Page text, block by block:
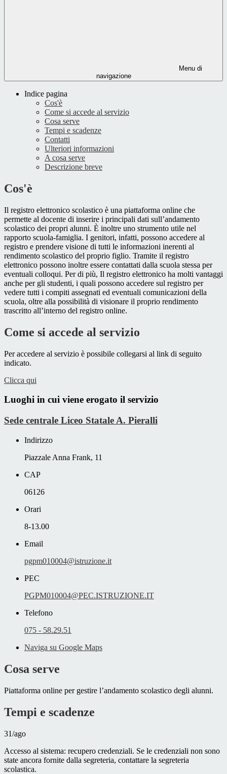
Menu di
navigazione
Indice pagina
Cos'è
Come si accede al servizio
Cosa serve
Tempi e scadenze
Contatti
Ulteriori informazioni
A cosa serve
Descrizione breve
Cos'è
Il registro elettronico scolastico è una piattaforma online che
permette al docente di inserire i principali dati sull’andamento
scolastico dei propri alunni. È inoltre uno strumento utile nel
rapporto scuola-famiglia. I genitori, infatti, possono accedere al
registro e prendere visione di tutti le informazioni inerenti al
rendimento scolastico del proprio figlio. Tramite il registro
elettronico possono inoltre essere contattati dalla scuola stessa per
eventuali colloqui. Per di più, Il registro elettronico ha molti vantaggi
anche per gli studenti, i quali possono accedere sul registro per
vedere tutti i compiti assegnati ed eventuali comunicazioni della
scuola, oltre alla possibilità di visionare il proprio rendimento
trascritto all’interno del registro online.
Come si accede al servizio
Per accedere al servizio è possibile collegarsi al link di seguito
indicato.
Clicca qui
Luoghi in cui viene erogato il servizio
Sede centrale Liceo Statale A. Pieralli
Indirizzo
Piazzale Anna Frank, 11
CAP
06126
Orari
8-13.00
Email
pgpm010004@istruzione.it
PEC
PGPM010004@PEC.ISTRUZIONE.IT
Telefono
075 - 58.29.51
Naviga su Google Maps
Cosa serve
Piattaforma online per gestire l’andamento scolastico degli alunni.
Tempi e scadenze
31/ago
Accesso al sistema: recupero credenziali. Se le credenziali non sono
state ancora fornite dalla segreteria, contattare la segreteria
scolastica.